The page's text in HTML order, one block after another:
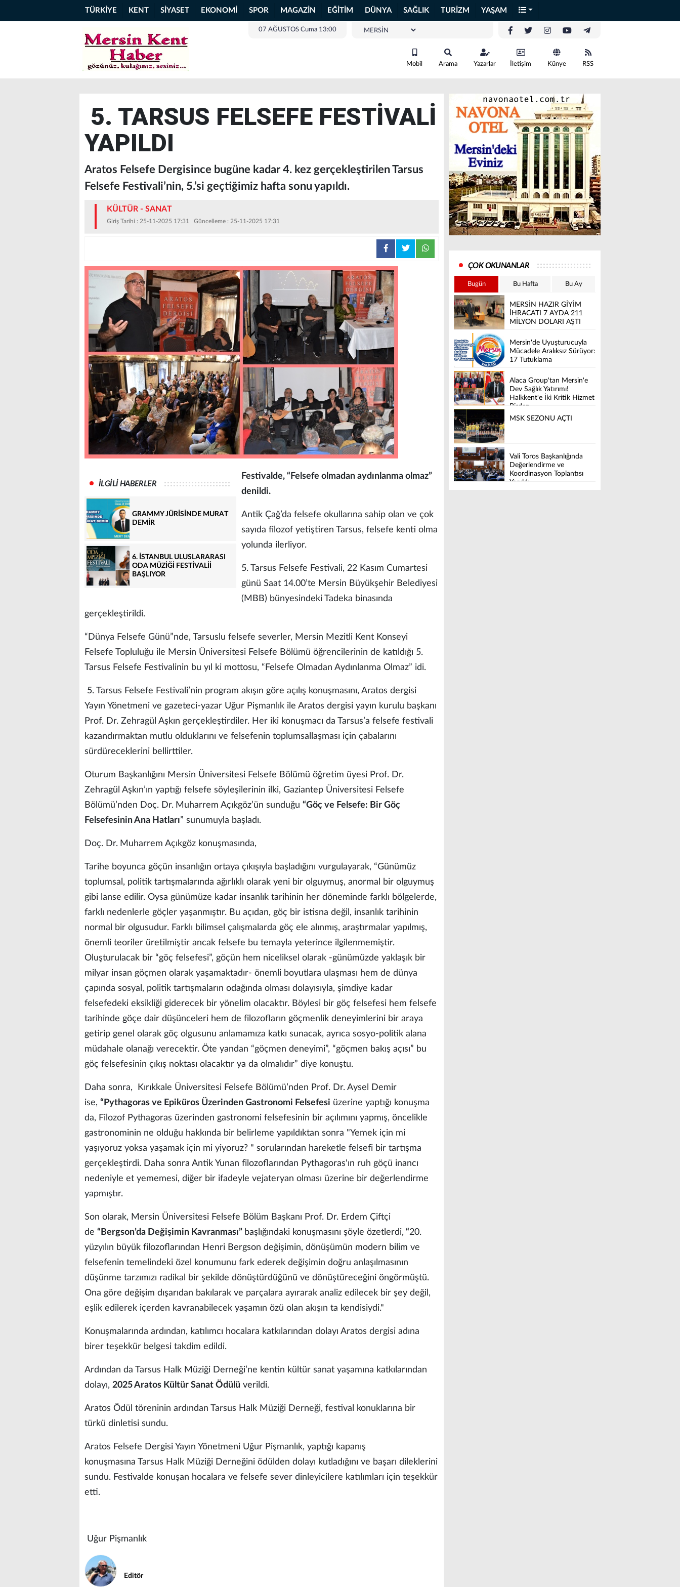
TÜRKİYE KENT SİYASET EKONOMİ SPOR MAGAZİN EĞİTİM DÜNYA SAĞLIK TURİZM YAŞAM
07 AĞUSTOS Cuma 13:00
Mobil Arama Yazarlar İletişim Künye RSS
5. TARSUS FELSEFE FESTİVALİ
YAPILDI
Aratos Felsefe Dergisince bugüne kadar 4. kez gerçekleştirilen Tarsus
Felsefe Festivali’nin, 5.’si geçtiğimiz hafta sonu yapıldı.
KÜLTÜR - SANAT
Giriş Tarihi : 25-11-2025 17:31 Güncelleme : 25-11-2025 17:31
İLGİLİ HABERLER
GRAMMY JÜRİSİNDE MURAT
DEMİR
6. İSTANBUL ULUSLARARASI
ODA MÜZİĞİ FESTİVALİİ
BAŞLIYOR
Festivalde, “Felsefe olmadan aydınlanma olmaz”
denildi.
Antik Çağ’da felsefe okullarına sahip olan ve çok
sayıda filozof yetiştiren Tarsus, felsefe kenti olma
yolunda ilerliyor.
5. Tarsus Felsefe Festivali, 22 Kasım Cumartesi
günü Saat 14.00’te Mersin Büyükşehir Belediyesi
(MBB) bünyesindeki Tadeka binasında
gerçekleştirildi.
“Dünya Felsefe Günü”nde, Tarsuslu felsefe severler, Mersin Mezitli Kent Konseyi
Felsefe Topluluğu ile Mersin Üniversitesi Felsefe Bölümü öğrencilerinin de katıldığı 5.
Tarsus Felsefe Festivalinin bu yıl ki mottosu, “Felsefe Olmadan Aydınlanma Olmaz” idi.
5. Tarsus Felsefe Festivali’nin program akışın göre açılış konuşmasını, Aratos dergisi
Yayın Yönetmeni ve gazeteci-yazar Uğur Pişmanlık ile Aratos dergisi yayın kurulu başkanı
Prof. Dr. Zehragül Aşkın gerçekleştirdiler. Her iki konuşmacı da Tarsus’a felsefe festivali
kazandırmaktan mutlu olduklarını ve felsefenin toplumsallaşması için çabalarını
sürdüreceklerini bellirttiler.
Oturum Başkanlığını Mersin Üniversitesi Felsefe Bölümü öğretim üyesi Prof. Dr.
Zehragül Aşkın’ın yaptığı felsefe söyleşilerinin ilki, Gaziantep Üniversitesi Felsefe
Bölümü’nden Doç. Dr. Muharrem Açıkgöz’ün sunduğu “Göç ve Felsefe: Bir Göç
Felsefesinin Ana Hatları” sunumuyla başladı.
Doç. Dr. Muharrem Açıkgöz konuşmasında,
Tarihe boyunca göçün insanlığın ortaya çıkışıyla başladığını vurgulayarak, “Günümüz
toplumsal, politik tartışmalarında ağırlıklı olarak yeni bir olguymuş, anormal bir olguymuş
gibi lanse edilir. Oysa günümüze kadar insanlık tarihinin her döneminde farklı bölgelerde,
farklı nedenlerle göçler yaşanmıştır. Bu açıdan, göç bir istisna değil, insanlık tarihinin
normal bir olgusudur. Farklı bilimsel çalışmalarda göç ele alınmış, araştırmalar yapılmış,
önemli teoriler üretilmiştir ancak felsefe bu temayla yeterince ilgilenmemiştir.
Oluşturulacak bir “göç felsefesi”, göçün hem niceliksel olarak -günümüzde yaklaşık bir
milyar insan göçmen olarak yaşamaktadır- önemli boyutlara ulaşması hem de dünya
çapında sosyal, politik tartışmaların odağında olması dolayısıyla, şimdiye kadar
felsefedeki eksikliği giderecek bir yönelim olacaktır. Böylesi bir göç felsefesi hem felsefe
tarihinde göçe dair düşünceleri hem de filozofların göçmenlik deneyimlerini bir araya
getirip genel olarak göç olgusunu anlamamıza katkı sunacak, ayrıca sosyo-politik alana
müdahale olanağı verecektir. Öte yandan “göçmen deneyimi”, “göçmen bakış açısı” bu
göç felsefesinin çıkış noktası olacaktır ya da olmalıdır” diye konuştu.
Daha sonra, Kırıkkale Üniversitesi Felsefe Bölümü’nden Prof. Dr. Aysel Demir
ise, “Pythagoras ve Epiküros Üzerinden Gastronomi Felsefesi üzerine yaptığı konuşma
da, Filozof Pythagoras üzerinden gastronomi felsefesinin bir açılımını yapmış, öncelikle
gastronominin ne olduğu hakkında bir belirleme yapıldıktan sonra "Yemek için mi
yaşıyoruz yoksa yaşamak için mi yiyoruz? " sorularından hareketle felsefi bir tartışma
gerçekleştirdi. Daha sonra Antik Yunan filozoflarından Pythagoras'ın ruh göçü inancı
nedeniyle et yememesi, diğer bir ifadeyle vejateryan olması üzerine bir değerlendirme
yapmıştır.
Son olarak, Mersin Üniversitesi Felsefe Bölüm Başkanı Prof. Dr. Erdem Çiftçi
de “Bergson’da Değişimin Kavranması” başlığındaki konuşmasını şöyle özetlerdi, “20.
yüzyılın büyük filozoflarından Henri Bergson değişimin, dönüşümün modern bilim ve
felsefenin temelindeki özel konumunu fark ederek değişimin doğru anlaşılmasının
düşünme tarzımızı radikal bir şekilde dönüştürdüğünü ve dönüştüreceğini öngörmüştü.
Ona göre değişim dışarıdan bakılarak ve parçalara ayırarak analiz edilecek bir şey değil,
eşlik edilerek içerden kavranabilecek yaşamın özü olan akışın ta kendisiydi."
Konuşmalarında ardından, katılımcı hocalara katkılarından dolayı Aratos dergisi adına
birer teşekkür belgesi takdim edildi.
Ardından da Tarsus Halk Müziği Derneği’ne kentin kültür sanat yaşamına katkılarından
dolayı, 2025 Aratos Kültür Sanat Ödülü verildi.
Aratos Ödül töreninin ardından Tarsus Halk Müziği Derneği, festival konuklarına bir
türkü dinletisi sundu.
Aratos Felsefe Dergisi Yayın Yönetmeni Uğur Pişmanlık, yaptığı kapanış
konuşmasına Tarsus Halk Müziği Derneğini ödülden dolayı kutladığını ve başarı dileklerini
sundu. Festivalde konuşan hocalara ve felsefe sever dinleyicilere katılımları için teşekkür
etti.
Uğur Pişmanlık
Editör
ÇOK OKUNANLAR
Bugün Bu Hafta Bu Ay
MERSİN HAZIR GİYİM
İHRACATI 7 AYDA 211
MİLYON DOLARI AŞTI
Mersin'de Uyuşturucuyla
Mücadele Aralıksız Sürüyor:
17 Tutuklama
Alaca Group'tan Mersin'e
Dev Sağlık Yatırımı!
Halkkent'e İki Kritik Hizmet
Birden
MSK SEZONU AÇTI
Vali Toros Başkanlığında
Değerlendirme ve
Koordinasyon Toplantısı
Yapıldı